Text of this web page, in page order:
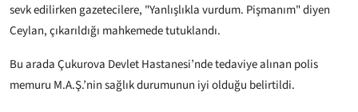
sevk edilirken gazetecilere, "Yanlışlıkla vurdum. Pişmanım" diyen
Ceylan, çıkarıldığı mahkemede tutuklandı.
Bu arada Çukurova Devlet Hastanesi’nde tedaviye alınan polis
memuru M.A.Ş.’nin sağlık durumunun iyi olduğu belirtildi.